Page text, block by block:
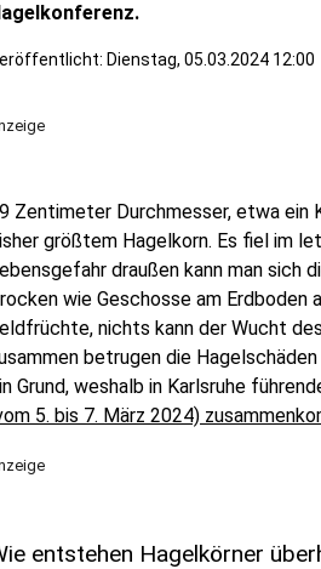
Dienstag, 05.03.2024 12:00
Zentimeter Durchmesser, etwa ein
größtem Hagelkorn. Es fiel im
draußen kann man sich
wie Geschosse am Erdboden
nichts kann der Wucht
betrugen die
Grund, weshalb in Karlsruhe
5. bis 7. März 2024)
entstehen Hagelkörner